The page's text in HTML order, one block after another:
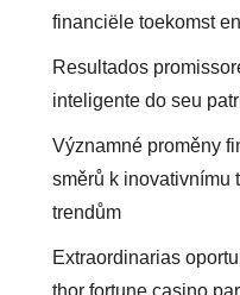
financiële toekomst
Resultados
inteligente do seu
Významné proměny
směrů k inovativnímu
trendům
Extraordinarias
thor fortune casino